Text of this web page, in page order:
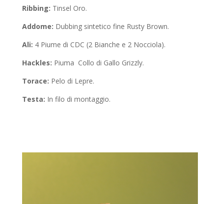
Ribbing: Tinsel Oro.
Addome: Dubbing sintetico fine Rusty Brown.
Ali: 4 Piume di CDC (2 Bianche e 2 Nocciola).
Hackles: Piuma Collo di Gallo Grizzly.
Torace: Pelo di Lepre.
Testa: In filo di montaggio.